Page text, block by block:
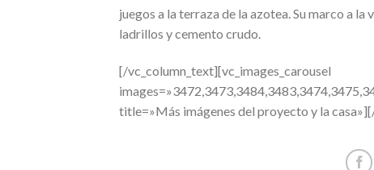
juegos a la terraza de la azotea. Su marco a
ladrillos y cemento crudo.
[/vc_column_text][vc_images_carousel
title=»Más imágenes del proyecto y la